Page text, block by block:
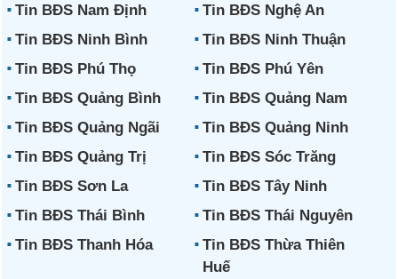
Tin BĐS Nam Định
Tin BĐS Nghệ An
Tin BĐS Ninh Bình
Tin BĐS Ninh Thuận
Tin BĐS Phú Thọ
Tin BĐS Phú Yên
Tin BĐS Quảng Bình
Tin BĐS Quảng Nam
Tin BĐS Quảng Ngãi
Tin BĐS Quảng Ninh
Tin BĐS Quảng Trị
Tin BĐS Sóc Trăng
Tin BĐS Sơn La
Tin BĐS Tây Ninh
Tin BĐS Thái Bình
Tin BĐS Thái Nguyên
Tin BĐS Thanh Hóa
Tin BĐS Thừa Thiên
Huế